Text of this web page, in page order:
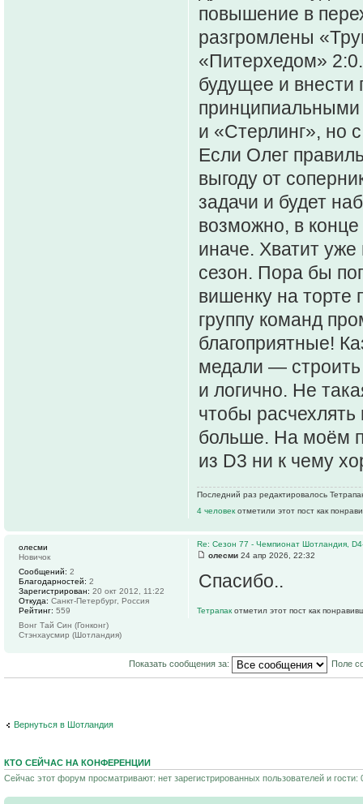
повышение в
разгромлены
«Питерхедом»
будущее и внести
принципиальными
и «Стерлинг», но
Если Олег
выгоду от
задачи и будет
возможно, в
иначе. Хватит
сезон. Пора бы
вишенку на торте
группу команд
благоприятные!
медали — строить
и логично. Не
чтобы
больше. На моём
из D3 ни к чему
Последний раз редактировалось
4 человек отметили этот пост как
Re: Сезон 77 - Чемпионат Шотландия,
олесми 24 апр 2026, 22:32
Спасибо..
Тетрапак отметил этот пост как
олесми
Новичок
Сообщений: 2
Благодарностей: 2
Зарегистрирован: 20 окт 2012, 11:22
Откуда: Санкт-Петербург, Россия
Рейтинг: 559
Вонг Тай Син (Гонконг)
Стэнхаусмир (Шотландия)
Показать сообщения за: Поле
Вернуться в Шотландия
КТО СЕЙЧАС НА КОНФЕРЕНЦИИ
Сейчас этот форум просматривают: нет зарегистрированных пользователей и гости: